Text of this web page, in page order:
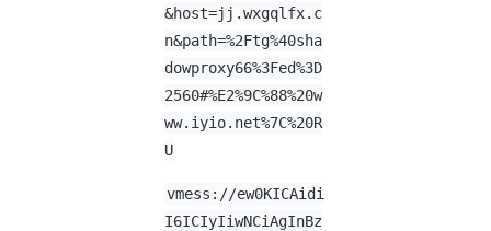
&host=jj.wxgqlfx.c
n&path=%2Ftg%40sha
dowproxy66%3Fed%3D
2560#%E2%9C%88%20w
ww.iyio.net%7C%20R
U
vmess://ew0KICAidi
I6ICIyIiwNCiAgInBz